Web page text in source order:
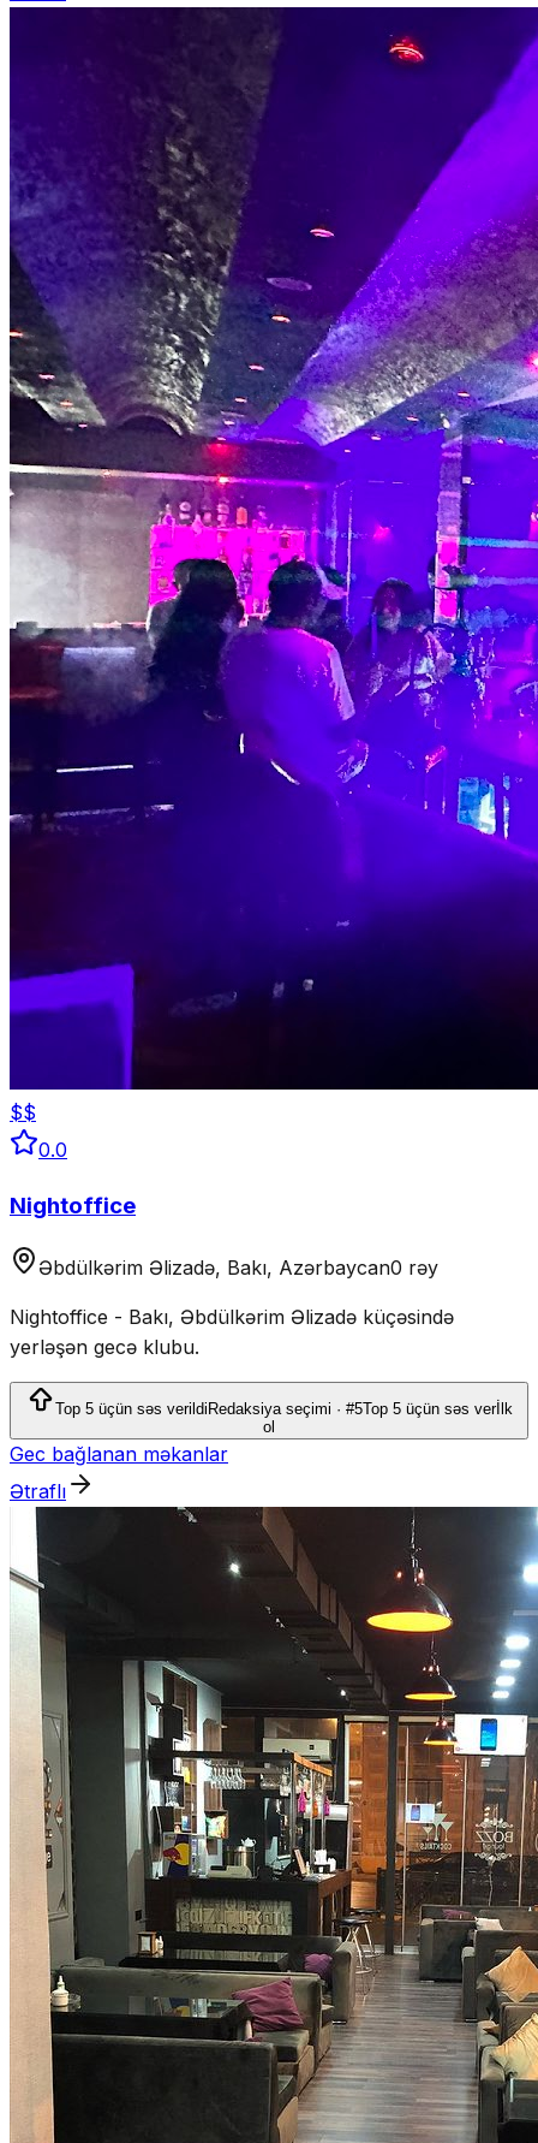
$$
0.0
Nightoffice
Əbdülkərim Əlizadə, Bakı, Azərbaycan0 rəy
Nightoffice - Bakı, Əbdülkərim Əlizadə küçəsində
yerləşən gecə klubu.
Top 5 üçün səs verildi Redaksiya seçimi · #5Top 5 üçün səs verİlk
ol
Gec bağlanan məkanlar
Ətraflı